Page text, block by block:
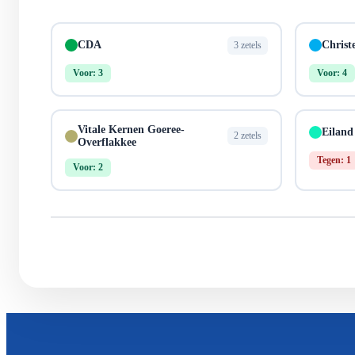
CDA 3 zetels
Voor: 3 Voor: 4
Vitale Kernen Goeree-
Overflakkee
2 zetels
Voor: 2
Tegen: 1